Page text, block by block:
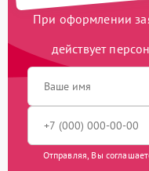
При оформлении
действует
Отправляя, Вы